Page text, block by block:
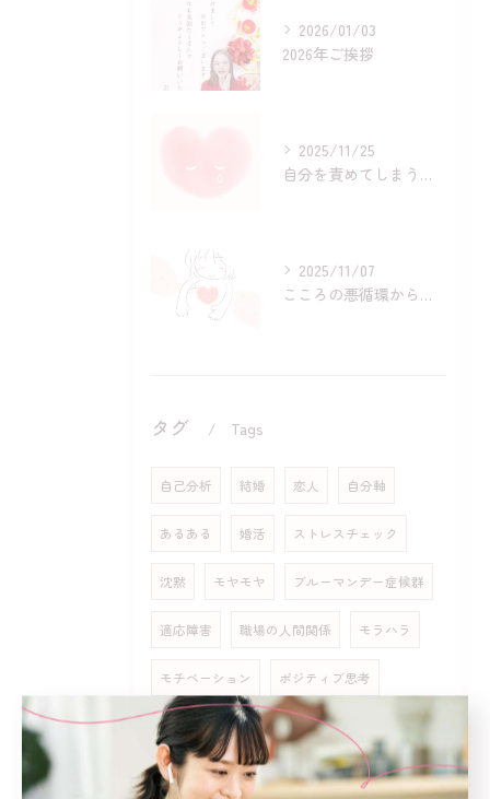
2026/01/03
2026年ご挨拶
2025/11/25
自分を責めてしまう正体とは？
2025/11/07
こころの悪循環からカンタンに抜け出す方法
タグ Tags
自己分析 結婚 恋人 自分軸
あるある 婚活 ストレスチェック
沈黙 モヤモヤ ブルーマンデー症候群
適応障害 職場の人間関係 モラハラ
モチベーション ポジティブ思考
アダルトチルドレン 自己否定
自己開示 責任回避 瞑想